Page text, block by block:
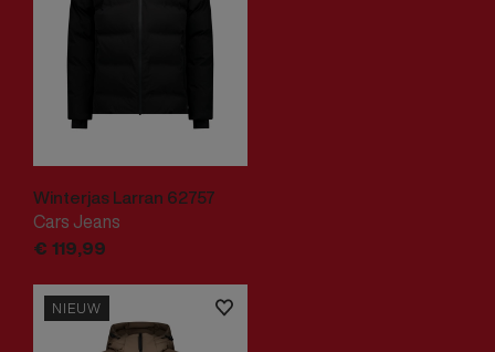
Winterjas Larran 62757
Cars Jeans
€ 119,99
NIEUW